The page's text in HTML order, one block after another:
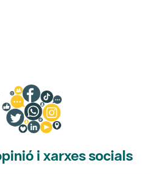
de les valoracions és de 0
i xarxes socials